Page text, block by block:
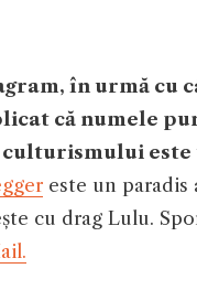
în urmă cu
că numele
culturismului
este un paradis
cu drag Lulu.